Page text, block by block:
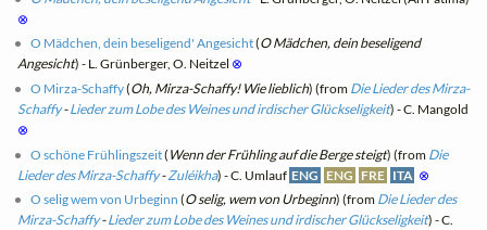
⊗
O Mädchen, dein beseligend' Angesicht(O Mädchen, dein beseligend
Angesicht) - L. Grünberger, O. Neitzel ⊗
O Mirza-Schaffy(Oh, Mirza-Schaffy! Wie lieblich) (from Die Lieder des Mirza-
Schaffy-Lieder zum Lobe des Weines und irdischer Glückseligkeit) - C. Mangold
⊗
O schöne Frühlingszeit( Wenn der Frühling auf die Berge steigt) (from Die
Lieder des Mirza-Schaffy-Zuléikha) - C. Umlauf ENG ENG FRE ITA ⊗
O selig wem von Urbeginn (O selig, wem von Urbeginn) (from Die Lieder des
Mirza-Schaffy-Lieder zum Lobe des Weines und irdischer Glückseligkeit) - C.